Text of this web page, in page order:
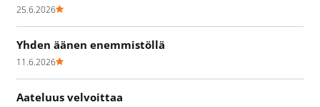
25.6.2026
Yhden äänen enemmistöllä
11.6.2026
Aateluus velvoittaa